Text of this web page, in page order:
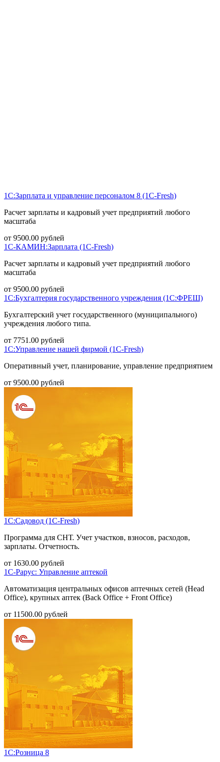
1С:Зарплата и управление персоналом 8 (1С-Fresh)
Расчет зарплаты и кадровый учет предприятий любого
масштаба
от 9500.00 рублей
1С-КАМИН:Зарплата (1С-Fresh)
Расчет зарплаты и кадровый учет предприятий любого
масштаба
от 9500.00 рублей
1С:Бухгалтерия государственного учреждения (1С:ФРЕШ)
Бухгалтерский учет государственного (муниципального)
учреждения любого типа.
от 7751.00 рублей
1С:Управление нашей фирмой (1С-Fresh)
Оперативный учет, планирование, управление предприятием
от 9500.00 рублей
1С:Садовод (1С-Fresh)
Программа для СНТ. Учет участков, взносов, расходов,
зарплаты. Отчетность.
от 1630.00 рублей
1С-Рарус: Управление аптекой
Автоматизация центральных офисов аптечных сетей (Head
Office), крупных аптек (Back Office + Front Office)
от 11500.00 рублей
1С:Розница 8